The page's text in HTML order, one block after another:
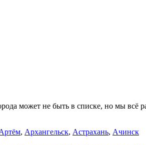
может не быть в списке, но мы всё
, Архангельск, Астрахань, Ачинск